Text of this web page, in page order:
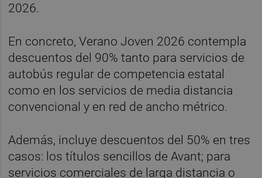
2026.
En concreto, Verano Joven 2026 contempla
descuentos del 90% tanto para servicios de
autobús regular de competencia estatal
como en los servicios de media distancia
convencional y en red de ancho métrico.
Además, incluye descuentos del 50% en tres
casos: los títulos sencillos de Avant; para
servicios comerciales de larga distancia o